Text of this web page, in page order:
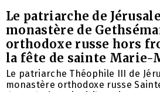
Le patriarche de
monastère de
orthodoxe russe hors
la fête de sainte Marie-
Le patriarche Théophile III de
monastère orthodoxe russe